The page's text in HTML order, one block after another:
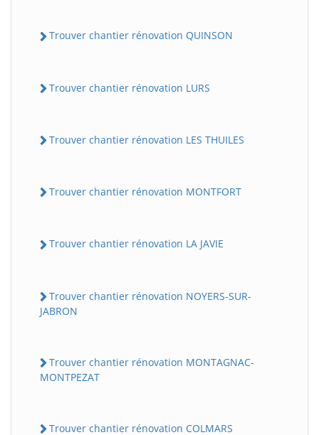
Trouver chantier rénovation QUINSON
Trouver chantier rénovation LURS
Trouver chantier rénovation LES THUILES
Trouver chantier rénovation MONTFORT
Trouver chantier rénovation LA JAVIE
Trouver chantier rénovation NOYERS-SUR-
JABRON
Trouver chantier rénovation MONTAGNAC-
MONTPEZAT
Trouver chantier rénovation COLMARS